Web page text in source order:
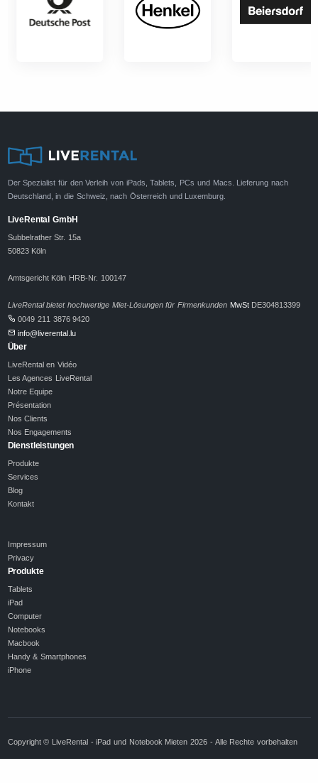
Der Spezialist für den Verleih von iPads, Tablets, PCs und Macs. Lieferung nach
Deutschland, in die Schweiz, nach Österreich und Luxemburg.
LiveRental GmbH
Subbelrather Str. 15a
50823 Köln
Amtsgericht Köln HRB-Nr. 100147
LiveRental bietet hochwertige Miet-Lösungen für Firmenkunden MwStDE304813399
0049 211 3876 9420
info@liverental.lu
Über
LiveRental en Vidéo
Les Agences LiveRental
Notre Equipe
Présentation
Nos Clients
Nos Engagements
Dienstleistungen
Produkte
Services
Blog
Kontakt
Impressum
Privacy
Produkte
Tablets
iPad
Computer
Notebooks
Macbook
Handy & Smartphones
iPhone
Copyright © LiveRental - iPad und Notebook Mieten 2026 - Alle Rechte vorbehalten